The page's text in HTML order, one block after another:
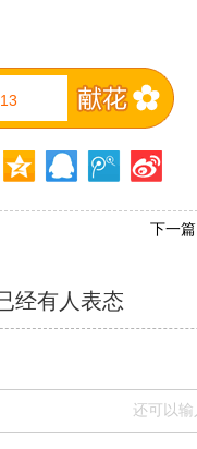
13
下一
经有人表态
还可以输